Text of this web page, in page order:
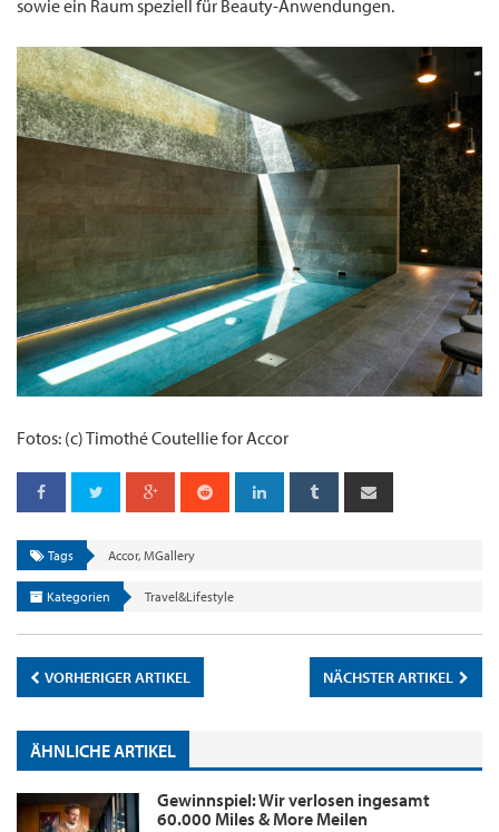
sowie ein Raum speziell für Beauty-Anwendungen.
Fotos: (c) Timothé Coutellie for Accor
Tags Accor, MGallery
Kategorien Travel&Lifestyle
VORHERIGER ARTIKEL NÄCHSTER ARTIKEL
ÄHNLICHE ARTIKEL
Gewinnspiel: Wir verlosen ingesamt
60.000 Miles & More Meilen